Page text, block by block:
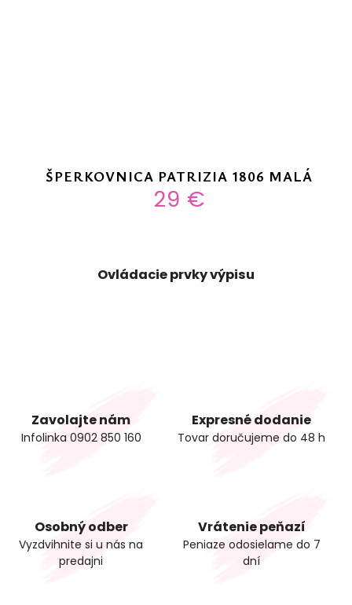
ŠPERKOVNICA PATRIZIA 1806 MALÁ
29 €
Ovládacie prvky výpisu
Zavolajte nám
Infolinka 0902 850 160
Expresné dodanie
Tovar doručujeme do 48 h
Osobný odber
Vyzdvihnite si u nás na
predajni
Vrátenie peňazí
Peniaze odosielame do 7
dní